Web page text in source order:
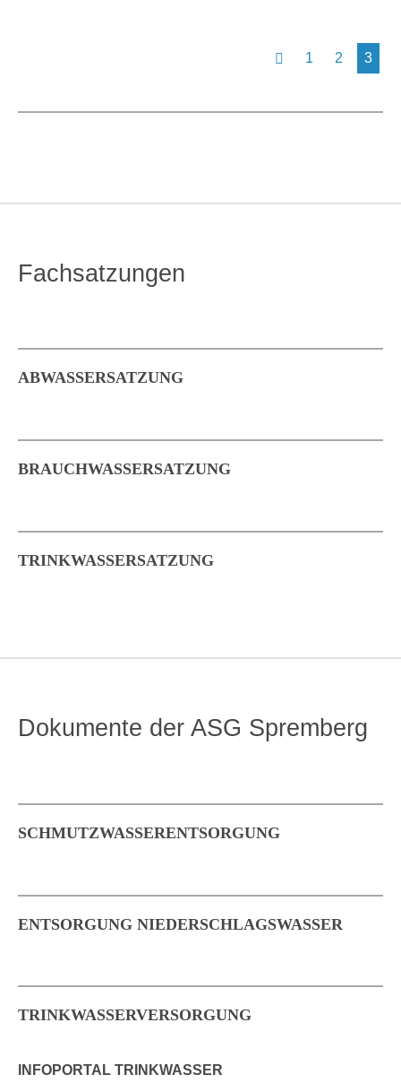
1 2 3
Fachsatzungen
ABWASSERSATZUNG
BRAUCHWASSERSATZUNG
TRINKWASSERSATZUNG
Dokumente der ASG Spremberg
SCHMUTZWASSERENTSORGUNG
ENTSORGUNG NIEDERSCHLAGSWASSER
TRINKWASSERVERSORGUNG
INFOPORTAL TRINKWASSER